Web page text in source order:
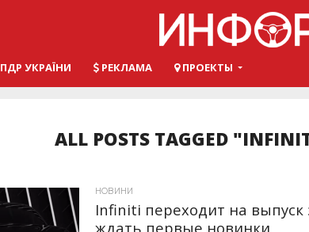
ПДР УКРАЇНИ РЕКЛАМА ПРОЕКТЫ
ALL POSTS TAGGED
НОВИНИ
Infiniti переходит на выпуск
ждать первые новинки